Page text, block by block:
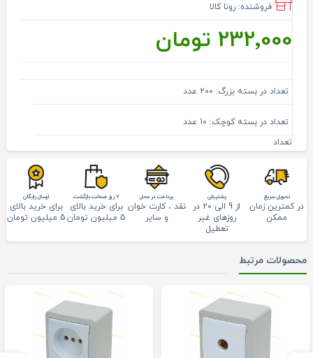
فروشنده: رونا کالا
232٬000 تومان
تعداد در بسته بزرگ: 200 عدد
تعداد در بسته کوچک: 10 عدد
تعداد
تحويل سريع
در کمترین زمان
ممکن
پشتيبانی
از 9 الی 20 در
روزهای غیر
تعطیل
پرداخت در محل
نقد ، کارت خوان
و سایر
7 روز ضمانت بازگشت
برای خرید بالای
5 میلیون تومان
ارسال رایگان
برای خرید بالای
5 میلیون تومان
محصولات مرتبط